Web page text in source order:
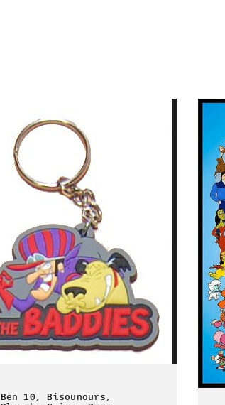
Ben 10,Bisounours,